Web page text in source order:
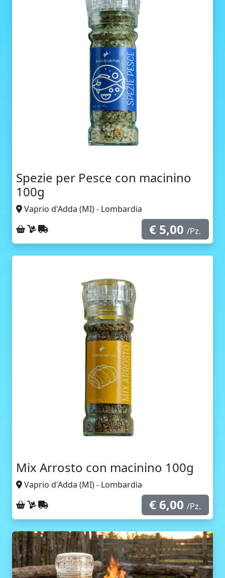
Spezie per Pesce con macinino
100g
Vaprio d'Adda (MI) - Lombardia
Ritiro sul posto
Consegna a domicilio
Spedizione con corriere € 5,00/Pz.
Mix Arrosto con macinino 100g
Vaprio d'Adda (MI) - Lombardia
Ritiro sul posto
Consegna a domicilio
Spedizione con corriere € 6,00/Pz.